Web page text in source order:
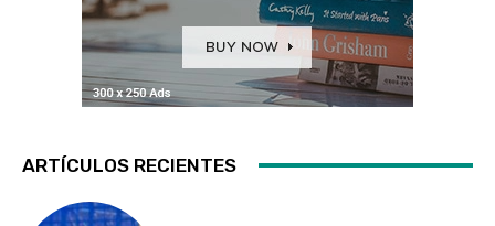
ARTÍCULOS RECIENTES